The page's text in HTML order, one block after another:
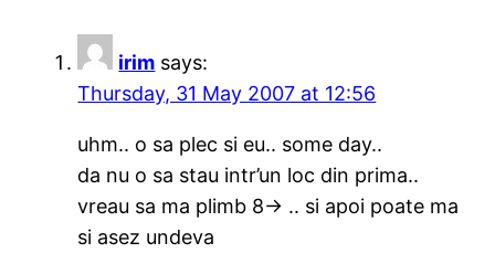
irim says:
Thursday, 31 May 2007 at 12:56
uhm.. o sa plec si eu.. some day..
da nu o sa stau intr’un loc din prima..
vreau sa ma plimb 8-> .. si apoi poate ma
si asez undeva